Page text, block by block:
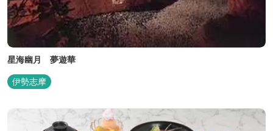
星海幽月 夢遊華
伊勢志摩